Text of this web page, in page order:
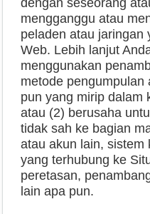
mengganggu atau
peladen atau jaringan
Web. Lebih lanjut
menggunakan
metode pengumpulan
pun yang mirip dalam
atau (2) berusaha
tidak sah ke bagian
atau akun lain, sistem
yang terhubung ke
peretasan,
lain apa pun.